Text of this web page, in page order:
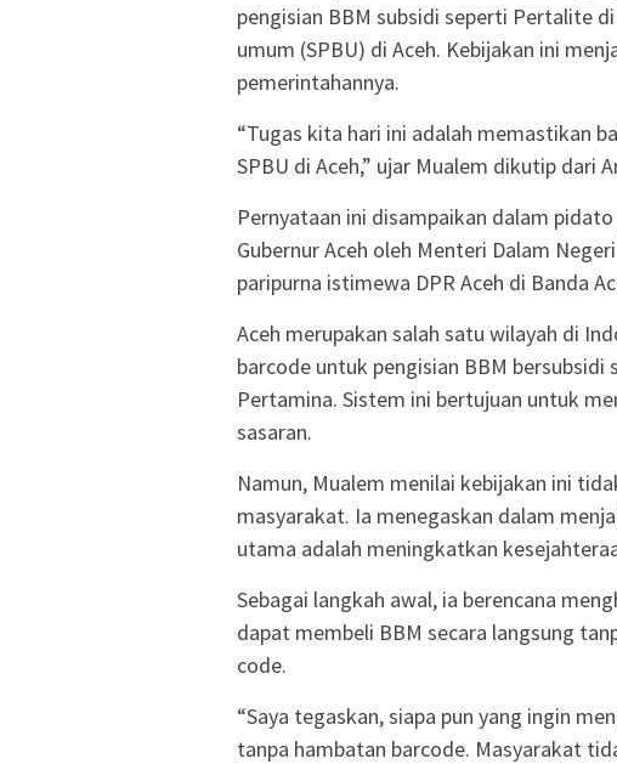
pengisian BBM subsidi seperti Pertalite
umum (SPBU) di Aceh. Kebijakan ini
pemerintahannya.
“Tugas kita hari ini adalah memastikan
SPBU di Aceh,” ujar Mualem dikutip dari
Pernyataan ini disampaikan dalam
Gubernur Aceh oleh Menteri Dalam
paripurna istimewa DPR Aceh di Banda
Aceh merupakan salah satu wilayah di
barcode untuk pengisian BBM bersubsidi
Pertamina. Sistem ini bertujuan untuk
sasaran.
Namun, Mualem menilai kebijakan ini
masyarakat. Ia menegaskan dalam
utama adalah meningkatkan
Sebagai langkah awal, ia berencana
dapat membeli BBM secara langsung
code.
“Saya tegaskan, siapa pun yang ingin
tanpa hambatan barcode. Masyarakat